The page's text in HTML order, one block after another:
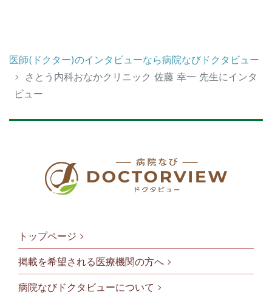
医師(ドクター)のインタビューなら病院なびドクタビュー
さとう内科おなかクリニック 佐藤 幸一 先生にインタ
ビュー
トップページ
掲載を希望される医療機関の方へ
病院なびドクタビューについて